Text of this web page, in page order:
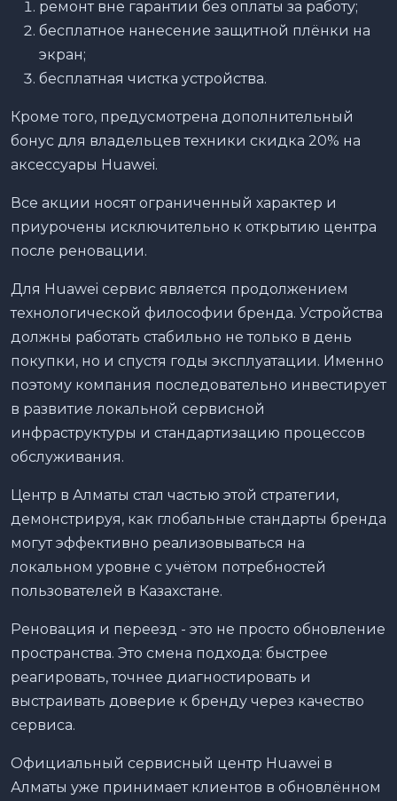
ремонт вне гарантии без оплаты за работу;
бесплатное нанесение защитной плёнки на
экран;
бесплатная чистка устройства.
Кроме того, предусмотрена дополнительный
бонус для владельцев техники скидка 20% на
аксессуары Huawei.
Все акции носят ограниченный характер и
приурочены исключительно к открытию центра
после реновации.
Для Huawei сервис является продолжением
технологической философии бренда. Устройства
должны работать стабильно не только в день
покупки, но и спустя годы эксплуатации. Именно
поэтому компания последовательно инвестирует
в развитие локальной сервисной
инфраструктуры и стандартизацию процессов
обслуживания.
Центр в Алматы стал частью этой стратегии,
демонстрируя, как глобальные стандарты бренда
могут эффективно реализовываться на
локальном уровне с учётом потребностей
пользователей в Казахстане.
Реновация и переезд - это не просто обновление
пространства. Это смена подхода: быстрее
реагировать, точнее диагностировать и
выстраивать доверие к бренду через качество
сервиса.
Официальный сервисный центр Huawei в
Алматы уже принимает клиентов в обновлённом